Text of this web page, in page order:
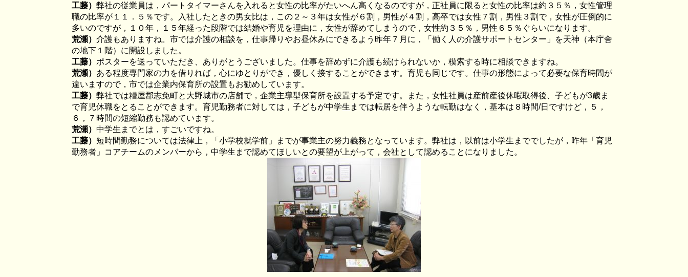
工藤） 弊社の従業員は，パートタイマーさんを入れると女性の比率がたいへん高くなるのですが，正社員に限ると女性の比率は約３５％，女性管理
職の比率が１１．５％です。入社したときの男女比は，この２～３年は女性が６割，男性が４割，高卒では女性７割，男性３割で，女性が圧倒的に
多いのですが，１０年，１５年経った段階では結婚や育児を理由に，女性が辞めてしまうので，女性約３５％，男性６５％ぐらいになります。
荒瀬） 介護もありますね。市では介護の相談を，仕事帰りやお昼休みにできるよう昨年７月に，「働く人の介護サポートセンター」を天神（本庁舎
の地下１階）に開設しました。
工藤） ポスターを送っていただき、ありがとうございました。仕事を辞めずに介護も続けられないか，模索する時に相談できますね。
荒瀬） ある程度専門家の力を借りれば，心にゆとりができ，優しく接することができます。育児も同じです。仕事の形態によって必要な保育時間が
違いますので，市では企業内保育所の設置もお勧めしています。
工藤） 弊社では糟屋郡志免町と大野城市の店舗で，企業主導型保育所を設置する予定です。また，女性社員は産前産後休暇取得後、子どもが3歳ま
で育児休職をとることができます。育児勤務者に対しては，子どもが中学生までは転居を伴うような転勤はなく，基本は８時間/日ですけど，５，
６，７時間の短縮勤務も認めています。
荒瀬） 中学生までとは，すごいですね。
工藤） 短時間勤務については法律上，「小学校就学前」までが事業主の努力義務となっています。弊社は，以前は小学生まででしたが，昨年「育児
勤務者」コアチームのメンバーから，中学生まで認めてほしいとの要望が上がって，会社として認めることになりました。